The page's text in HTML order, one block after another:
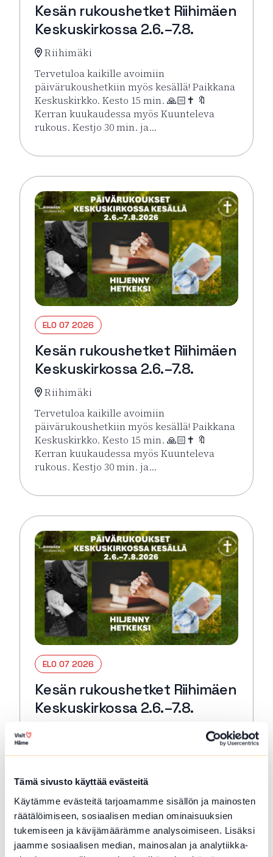
Tämä sivusto käyttää evästeitä
Käytämme evästeitä tarjoamamme sisällön ja mainosten
räätälöimiseen, sosiaalisen median ominaisuuksien
tukemiseen ja kävijämäärämme analysoimiseen. Lisäksi
jaamme sosiaalisen median, mainosalan ja analytiikka-
Kesän rukoushetket Riihimäen
Keskuskirkossa 2.6.–7.8.
Riihimäki
Tervetuloa kaikille avoimiin
päivärukoushetkiin myös kesällä! Paikkana
Keskuskirkko. Kesto 15 min. 🙏🏻✝️ 🔖
Kerran kuukaudessa myös Kuunteleva
rukous. Kestjo 30 min. ja…
Lue lisää tapahtumasta Kesän rukoushetket
ELO 07 2026
Kesän rukoushetket Riihimäen
Keskuskirkossa 2.6.–7.8.
Riihimäki
Tervetuloa kaikille avoimiin
päivärukoushetkiin myös kesällä! Paikkana
Keskuskirkko. Kesto 15 min. 🙏🏻✝️ 🔖
Kerran kuukaudessa myös Kuunteleva
rukous. Kestjo 30 min. ja…
Lue lisää tapahtumasta Kesän rukoushetket
ELO 07 2026
Kesän rukoushetket Riihimäen
Keskuskirkossa 2.6.–7.8.
Tervetuloa kaikille avoimiin
Keskuskirkko. Kesto 15 min. 🙏🏻✝️ 🔖
rukous. Kestjo 30 min. ja…
Lue lisää tapahtumasta Kesän rukoushetket